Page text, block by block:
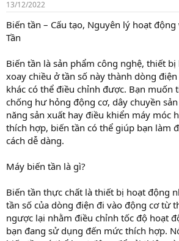
g
13/12/2022
Biến tần – Cấu tạo, Nguyên lý hoạt
Tần
Biến tần là sản phẩm công nghệ, thiết
xoay chiều ở tần số này thành dòng
khác có thể điều chỉnh được. Bạn muốn
chống hư hỏng động cơ, dây chuyền
năng sản xuất hay điều khiển máy móc
thích hợp, biến tần có thể giúp bạn làm
cách dễ dàng.
Máy biến tần là gì?
Biến tần thực chất là thiết bị hoạt động
tần số của dòng điện đi vào động cơ từ
ngược lại nhằm điều chỉnh tốc độ hoạt
bạn đang sử dụng đến mức thích hợp.